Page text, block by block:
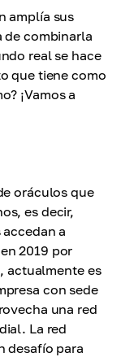
amplía sus
de combinarla
real se hace
que tiene como
¡Vamos a
oráculos que
es decir,
a
2019 por
actualmente es
con sede
una red
La red
desafío para